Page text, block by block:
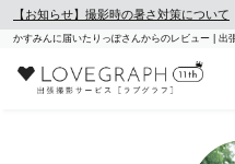
【お知らせ】撮影時の暑さ対策について
かすみんに届いたりっぽさんからのレビュー | 出